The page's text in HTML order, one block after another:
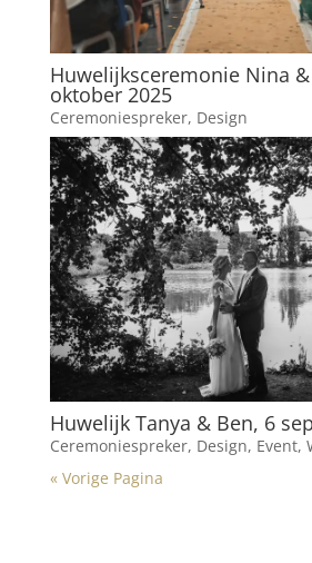
Huwelijksceremonie Nina &
oktober 2025
Ceremoniespreker, Design
Huwelijk Tanya & Ben, 6
Ceremoniespreker, Design, Event,
« Vorige Pagina